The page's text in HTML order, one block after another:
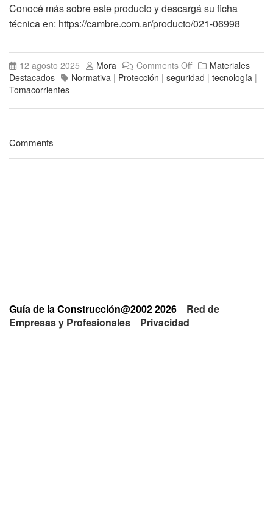
Conocé más sobre este producto y descargá su ficha
técnica en: https://cambre.com.ar/producto/021-06998
12 agosto 2025 Mora Comments Off
Materiales
Destacados
Normativa | Protección | seguridad | tecnología |
Tomacorrientes
Comments
Guía de la Construcción@2002 2026 Red de
Empresas y Profesionales
Privacidad